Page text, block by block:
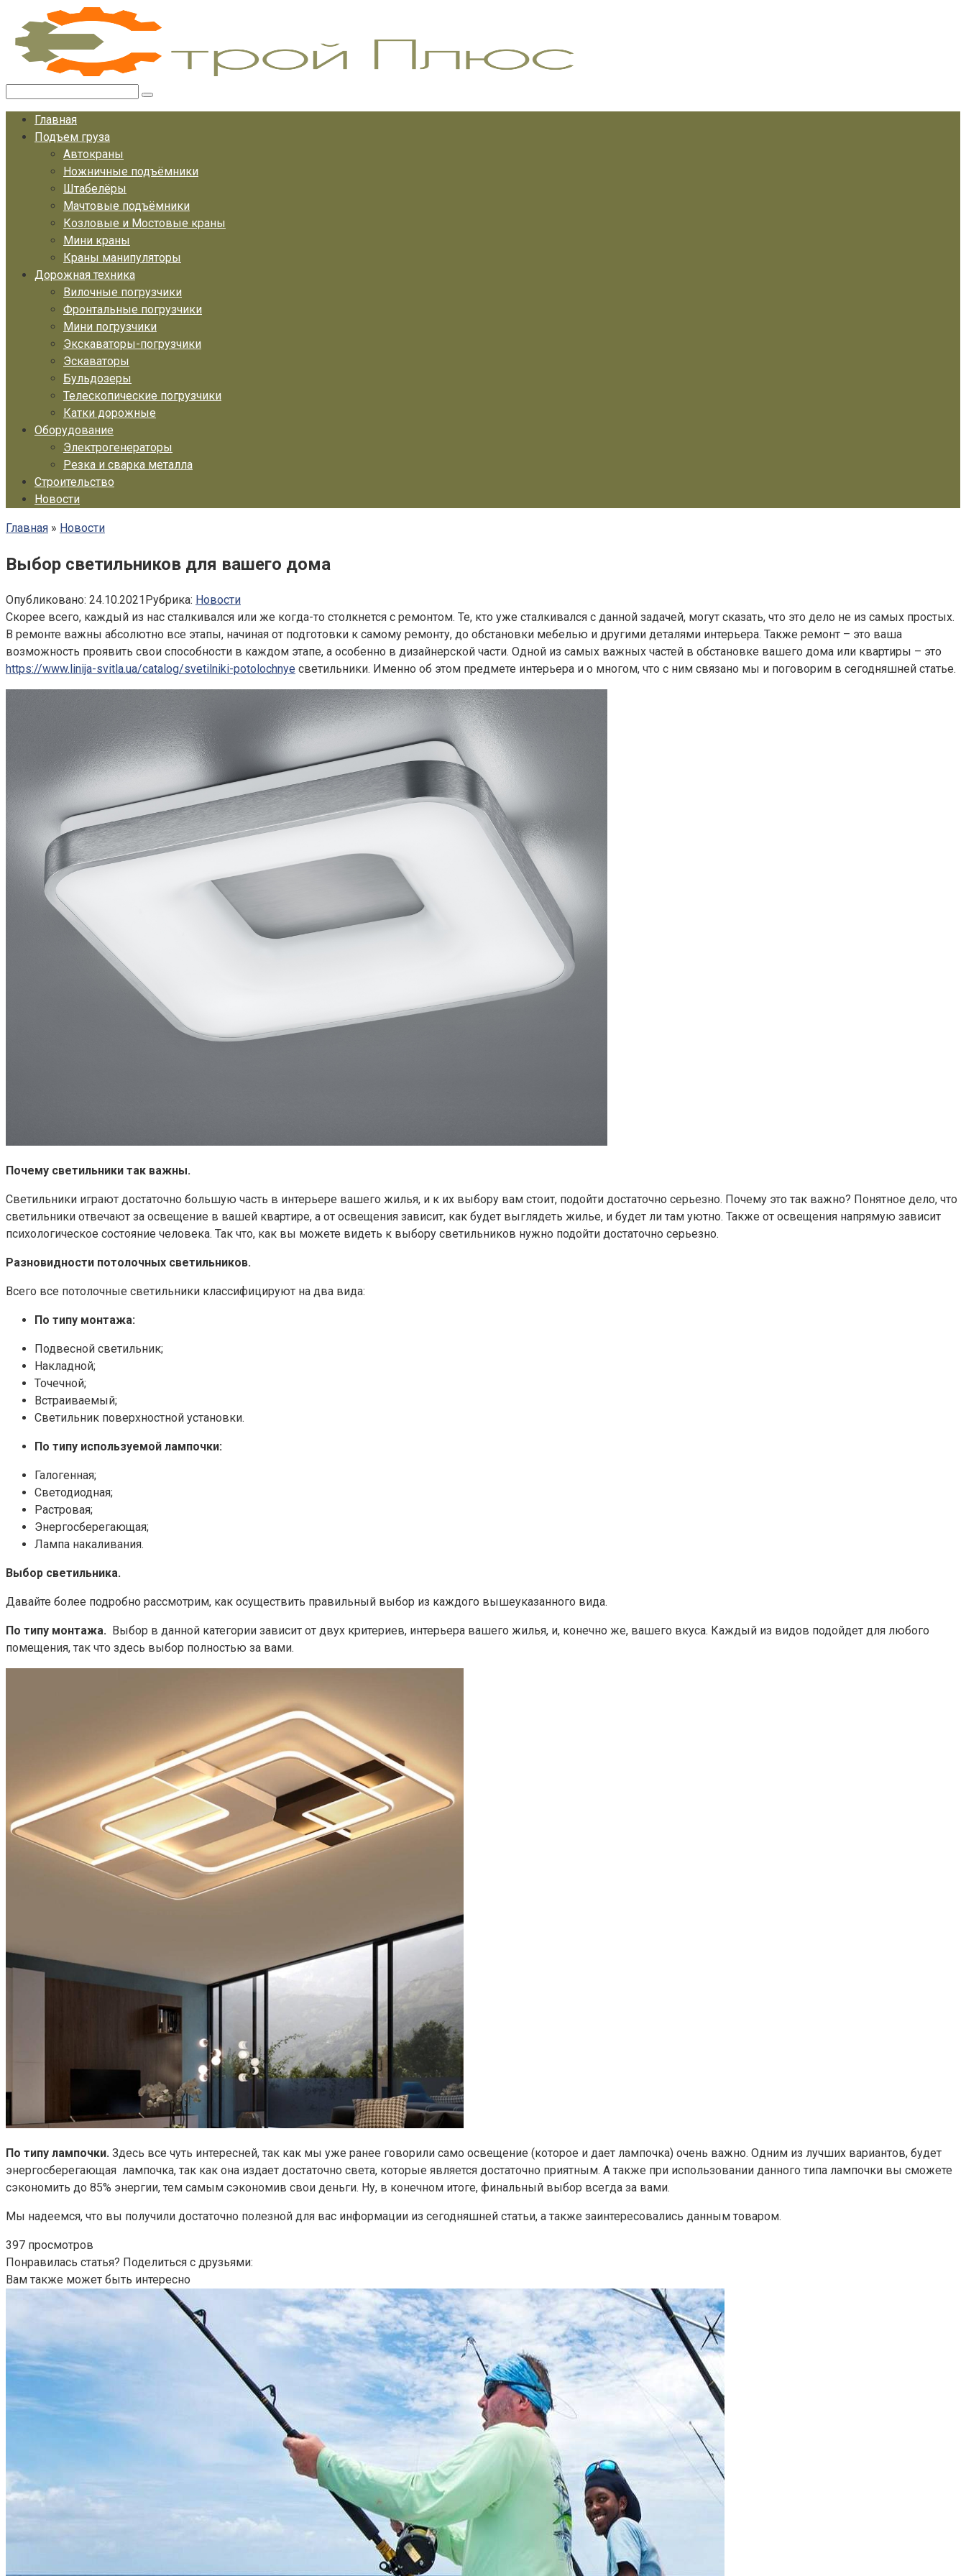
Перейти
контенту
Главная
Подъем груза
Автокраны
Ножничные подъёмники
Штабелёры
Мачтовые подъёмники
Козловые и Мостовые краны
Мини краны
Краны манипуляторы
Дорожная техника
Вилочные погрузчики
Фронтальные погрузчики
Мини погрузчики
Экскаваторы-погрузчики
Эскаваторы
Бульдозеры
Телескопические погрузчики
Катки дорожные
Оборудование
Электрогенераторы
Резка и сварка металла
Строительство
Новости
Главная » Новости
Выбор светильников для вашего дома
Опубликовано: 24.10.2021Рубрика: Новости
Скорее всего, каждый из нас сталкивался или же когда-то столкнется с ремонтом. Те, кто уже сталкивался с данной задачей, могут сказать, что это дело не из самых простых.
В ремонте важны абсолютно все этапы, начиная от подготовки к самому ремонту, до обстановки мебелью и другими деталями интерьера. Также ремонт – это ваша
возможность проявить свои способности в каждом этапе, а особенно в дизайнерской части. Одной из самых важных частей в обстановке вашего дома или квартиры – это
https://www.linija-svitla.ua/catalog/svetilniki-potolochnye светильники. Именно об этом предмете интерьера и о многом, что с ним связано мы и поговорим в сегодняшней статье.
Почему светильники так важны.
Светильники играют достаточно большую часть в интерьере вашего жилья, и к их выбору вам стоит, подойти достаточно серьезно. Почему это так важно? Понятное дело, что
светильники отвечают за освещение в вашей квартире, а от освещения зависит, как будет выглядеть жилье, и будет ли там уютно. Также от освещения напрямую зависит
психологическое состояние человека. Так что, как вы можете видеть к выбору светильников нужно подойти достаточно серьезно.
Разновидности потолочных светильников.
Всего все потолочные светильники классифицируют на два вида:
По типу монтажа:
Подвесной светильник;
Накладной;
Точечной;
Встраиваемый;
Светильник поверхностной установки.
По типу используемой лампочки:
Галогенная;
Светодиодная;
Растровая;
Энергосберегающая;
Лампа накаливания.
Выбор светильника.
Давайте более подробно рассмотрим, как осуществить правильный выбор из каждого вышеуказанного вида.
По типу монтажа. Выбор в данной категории зависит от двух критериев, интерьера вашего жилья, и, конечно же, вашего вкуса. Каждый из видов подойдет для любого
помещения, так что здесь выбор полностью за вами.
По типу лампочки. Здесь все чуть интересней, так как мы уже ранее говорили само освещение (которое и дает лампочка) очень важно. Одним из лучших вариантов, будет
энергосберегающая лампочка, так как она издает достаточно света, которые является достаточно приятным. А также при использовании данного типа лампочки вы сможете
сэкономить до 85% энергии, тем самым сэкономив свои деньги. Ну, в конечном итоге, финальный выбор всегда за вами.
Мы надеемся, что вы получили достаточно полезной для вас информации из сегодняшней статьи, а также заинтересовались данным товаром.
397 просмотров
Понравилась статья? Поделиться с друзьями:
Вам также может быть интересно